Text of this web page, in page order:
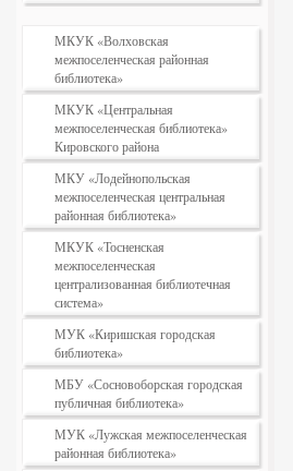
МКУК «Волховская
межпоселенческая районная
библиотека»
МКУК «Центральная
межпоселенческая библиотека»
Кировского района
МКУ «Лодейнопольская
межпоселенческая центральная
районная библиотека»
МКУК «Тосненская
межпоселенческая
централизованная библиотечная
система»
МУК «Киришская городская
библиотека»
МБУ «Сосновоборская городская
публичная библиотека»
МУК «Лужская межпоселенческая
районная библиотека»